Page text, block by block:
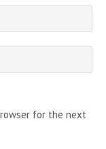
for the next